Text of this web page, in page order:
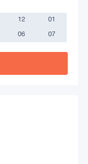
12 01
06 07